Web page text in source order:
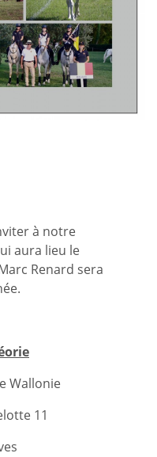
à notre
aura lieu le
Renard sera
Wallonie
11